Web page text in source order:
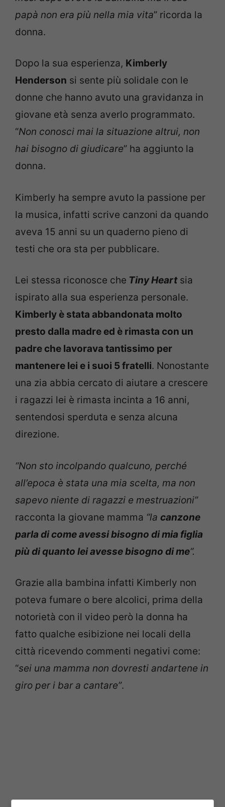
papà non era più nella mia vita” ricorda la
donna.
Dopo la sua esperienza, Kimberly
Henderson si sente più solidale con le
donne che hanno avuto una gravidanza in
giovane età senza averlo programmato.
“Non conosci mai la situazione altrui, non
hai bisogno di giudicare” ha aggiunto la
donna.
Kimberly ha sempre avuto la passione per
la musica, infatti scrive canzoni da quando
aveva 15 anni su un quaderno pieno di
testi che ora sta per pubblicare.
Lei stessa riconosce che Tiny Heart sia
ispirato alla sua esperienza personale.
Kimberly è stata abbandonata molto
presto dalla madre ed è rimasta con un
padre che lavorava tantissimo per
mantenere lei e i suoi 5 fratelli. Nonostante
una zia abbia cercato di aiutare a crescere
i ragazzi lei è rimasta incinta a 16 anni,
sentendosi sperduta e senza alcuna
direzione.
“Non sto incolpando qualcuno, perché
all’epoca è stata una mia scelta, ma non
sapevo niente di ragazzi e mestruazioni”
racconta la giovane mamma “la canzone
parla di come avessi bisogno di mia figlia
più di quanto lei avesse bisogno di me“.
Grazie alla bambina infatti Kimberly non
poteva fumare o bere alcolici, prima della
notorietà con il video però la donna ha
fatto qualche esibizione nei locali della
città ricevendo commenti negativi come:
“sei una mamma non dovresti andartene in
giro per i bar a cantare”.